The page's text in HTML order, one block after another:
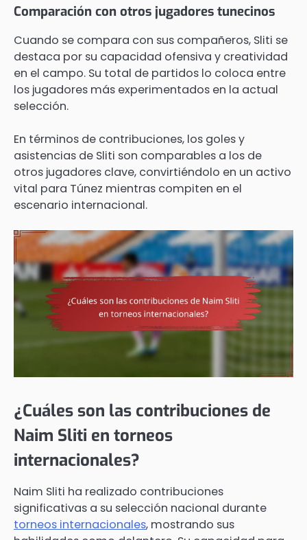
Comparación con otros jugadores tunecinos
Cuando se compara con sus compañeros, Sliti se
destaca por su capacidad ofensiva y creatividad
en el campo. Su total de partidos lo coloca entre
los jugadores más experimentados en la actual
selección.
En términos de contribuciones, los goles y
asistencias de Sliti son comparables a los de
otros jugadores clave, convirtiéndolo en un activo
vital para Túnez mientras compiten en el
escenario internacional.
¿Cuáles son las contribuciones de
Naim Sliti en torneos
internacionales?
Naim Sliti ha realizado contribuciones
significativas a su selección nacional durante
torneos internacionales, mostrando sus